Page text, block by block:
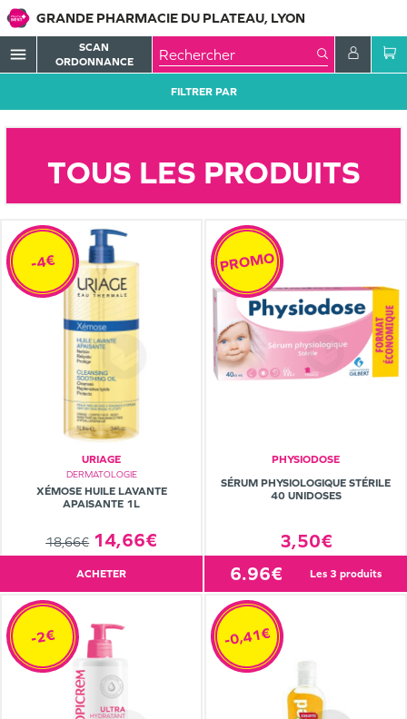
GRANDE PHARMACIE DU PLATEAU, LYON
menu
SCAN
ORDONNANCE
FILTRER PAR
TOUS LES PRODUITS
URIAGE
DERMATOLOGIE
XÉMOSE HUILE LAVANTE
APAISANTE 1L
18,66€ 14,66€
-4€
ACHETER
PHYSIODOSE
SÉRUM PHYSIOLOGIQUE STÉRILE
40 UNIDOSES
3,50€
PROMO
6.96€ les 3 produits
-2€ -0,41€